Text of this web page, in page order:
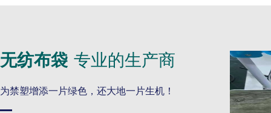
无纺布袋 专业的生产商
为禁塑增添一片绿色，还大地一片生机！